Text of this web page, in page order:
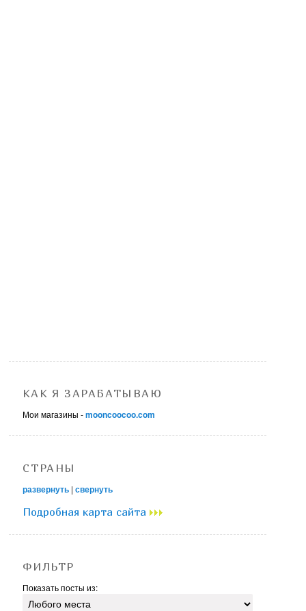
КАК Я ЗАРАБАТЫВАЮ
Мои магазины -mooncoocoo.com
СТРАНЫ
развернуть |свернуть
Подробная карта сайта
ФИЛЬТР
Показать посты из: